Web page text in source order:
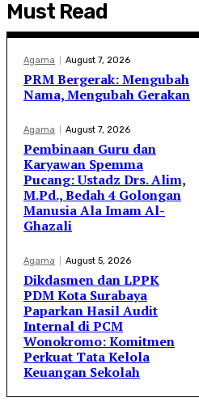
Must Read
Agama August 7, 2026
PRM Bergerak: Mengubah
Nama, Mengubah Gerakan
Agama August 7, 2026
Pembinaan Guru dan
Karyawan Spemma
Pucang: Ustadz Drs. Alim,
M.Pd., Bedah 4 Golongan
Manusia Ala Imam Al-
Ghazali
Agama August 5, 2026
Dikdasmen dan LPPK
PDM Kota Surabaya
Paparkan Hasil Audit
Internal di PCM
Wonokromo: Komitmen
Perkuat Tata Kelola
Keuangan Sekolah